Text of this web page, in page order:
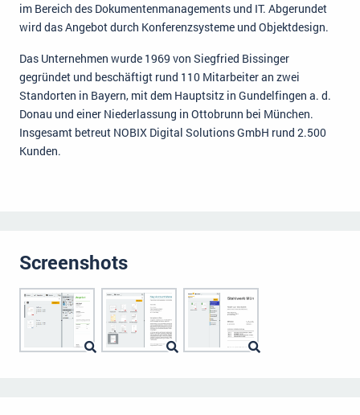
im Bereich des Dokumentenmanagements und IT. Abgerundet
wird das Angebot durch Konferenzsysteme und Objektdesign.
Das Unternehmen wurde 1969 von Siegfried Bissinger
gegründet und beschäftigt rund 110 Mitarbeiter an zwei
Standorten in Bayern, mit dem Hauptsitz in Gundelfingen a. d.
Donau und einer Niederlassung in Ottobrunn bei München.
Insgesamt betreut NOBIX Digital Solutions GmbH rund 2.500
Kunden.
Screenshots